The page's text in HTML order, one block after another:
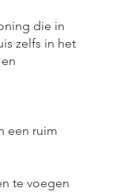
die in
zelfs in het
een ruim
te voegen